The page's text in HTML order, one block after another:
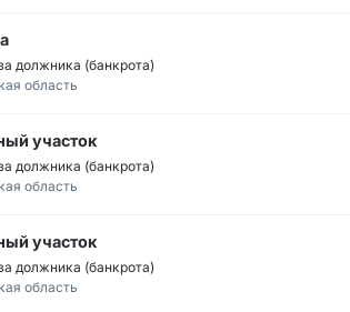
должника (банкрота)
область
участок
должника (банкрота)
область
участок
должника (банкрота)
область